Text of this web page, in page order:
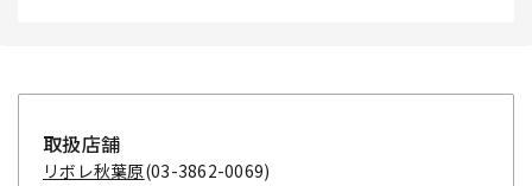
取扱店舗
リボレ秋葉原(03-3862-0069)